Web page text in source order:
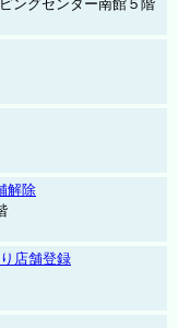
ングセンター南館５階
解除
店舗登録